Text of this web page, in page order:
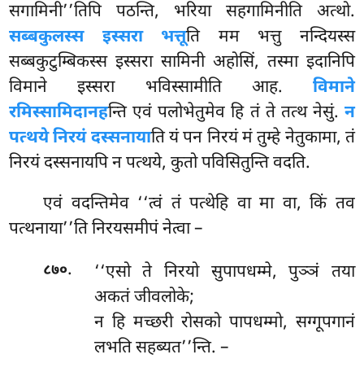
सगामिनी’’तिपि पठन्ति, भरिया सहगामिनीति अत्थो.
सब्बकुलस्स इस्सरा भत्तूति मम भत्तु नन्दियस्स
सब्बकुटुम्बिकस्स इस्सरा सामिनी अहोसिं, तस्मा इदानिपि
विमाने इस्सरा भविस्सामीति आह. विमाने
रमिस्सामिदानहन्ति एवं पलोभेतुमेव हि तं ते तत्थ नेसुं. न
पत्थये निरयं दस्सनायाति यं पन निरयं मं तुम्हे नेतुकामा, तं
निरयं दस्सनायपि न पत्थये, कुतो पविसितुन्ति वदति.
एवं वदन्तिमेव ‘‘त्वं तं पत्थेहि वा मा वा, किं तव
पत्थनाया’’ति निरयसमीपं नेत्वा –
८७०.
‘‘एसो ते निरयो सुपापधम्मे, पुञ्ञं तया
अकतं जीवलोके;
न हि मच्छरी रोसको पापधम्मो, सग्गूपगानं
लभति सहब्यत’’न्ति. –